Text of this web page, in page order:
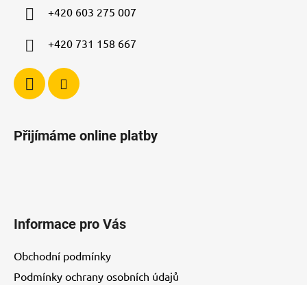
s
+420 603 275 007
+420 731 158 667
Přijímáme online platby
Informace pro Vás
Obchodní podmínky
Podmínky ochrany osobních údajů